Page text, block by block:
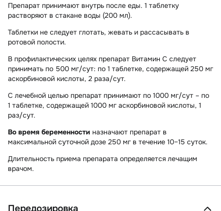
Препарат принимают внутрь после еды. 1 таблетку
растворяют в стакане воды (200 мл).
Таблетки не следует глотать, жевать и рассасывать в
ротовой полости.
В профилактических целях препарат Витамин С следует
принимать по 500 мг/сут: по 1 таблетке, содержащей 250 мг
аскорбиновой кислоты, 2 раза/сут.
С лечебной целью препарат принимают по 1000 мг/сут – по
1 таблетке, содержащей 1000 мг аскорбиновой кислоты, 1
раз/сут.
Во время беременности назначают препарат в
максимальной суточной дозе 250 мг в течение 10–15 суток.
Длительность приема препарата определяется лечащим
врачом.